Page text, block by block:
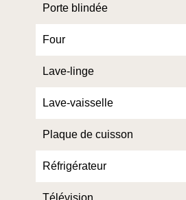
Porte blindée
Four
Lave-linge
Lave-vaisselle
Plaque de cuisson
Réfrigérateur
Télévision